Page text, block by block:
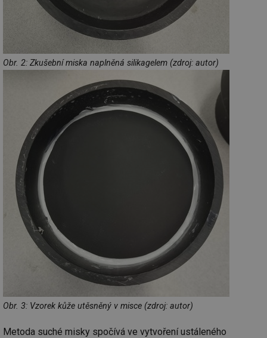
Obr. 2: Zkušební miska naplněná silikagelem (zdroj: autor)
Obr. 3: Vzorek kůže utěsněný v misce (zdroj: autor)
Metoda suché misky spočívá ve vytvoření ustáleného